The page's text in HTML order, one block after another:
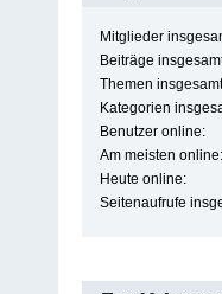
Mitglieder
Beiträge
Themen
Kategorien
Benutzer online:
Am meisten online:
Heute online:
Seitenaufrufe